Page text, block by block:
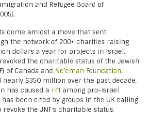
and Refugee Board of
come amidst a move that sent
the network of 200+ charities raising
dollars a year for projects in Israel.
the charitable status of the Jewish
of Canada and Ne’eman Foundation,
nearly $350 million over the past decade.
has caused a rift among pro-Israel
been cited by groups in the UK calling
the JNF’s charitable status.